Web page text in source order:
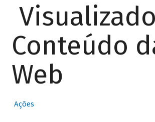
Conteúdo
Web
Ações